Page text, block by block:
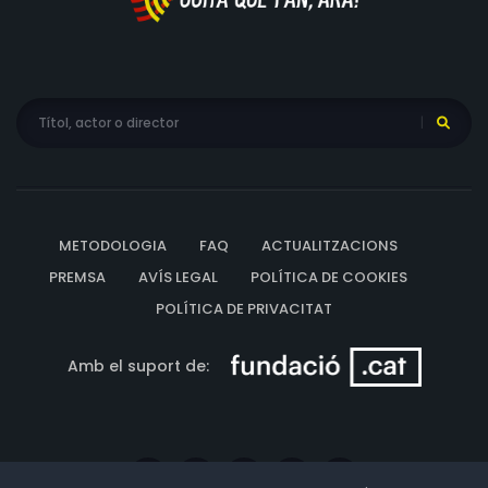
METODOLOGIA FAQ
ACTUALITZACIONS
PREMSA
AVÍS LEGAL
POLÍTICA DE COOKIES
POLÍTICA DE PRIVACITAT
Amb el suport de: